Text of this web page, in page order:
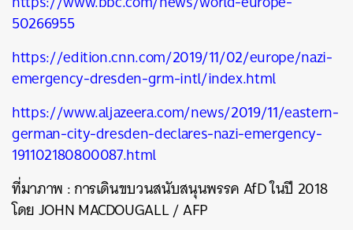
50266955
https://edition.cnn.com/2019/11/02/europe/nazi-
emergency-dresden-grm-intl/index.html
https://www.aljazeera.com/news/2019/11/eastern-
german-city-dresden-declares-nazi-emergency-
191102180800087.html
ที่มาภาพ :การเดินขบวนสนับสนุนพรรคAfDในปี 2018
โดยJOHN MACDOUGALL / AFP